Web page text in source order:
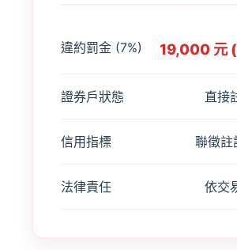
違約罰金 (7%) 19,000 元
證券戶狀態 直接
信用指標 聯徵
法律責任 依交